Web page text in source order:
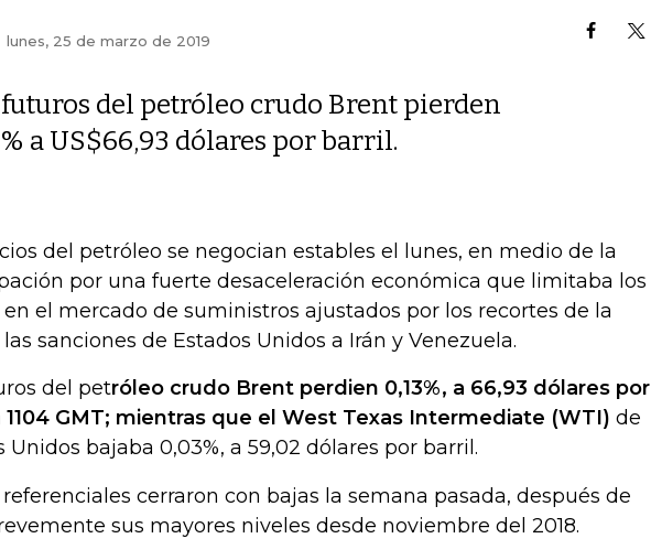
lunes, 25 de marzo de 2019
futuros del petróleo crudo Brent pierden
a US$66,93 dólares por barril.
del petróleo se negocian estables el lunes, en medio de la
por una fuerte desaceleración económica que limitaba los
el mercado de suministros ajustados por los recortes de la
sanciones de Estados Unidos a Irán y Venezuela.
del petróleo crudo Brent perdien 0,13%, a 66,93 dólares por
1104 GMT; mientras que el West Texas Intermediate (WTI) de
Unidos bajaba 0,03%, a 59,02 dólares por barril.
cerraron con bajas la semana pasada, después de
sus mayores niveles desde noviembre del 2018.